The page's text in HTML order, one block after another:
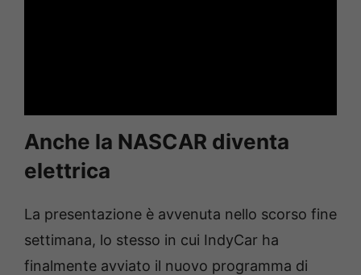
Anche la NASCAR diventa
elettrica
La presentazione è avvenuta nello scorso fine
settimana, lo stesso in cui IndyCar ha
finalmente avviato il nuovo programma di